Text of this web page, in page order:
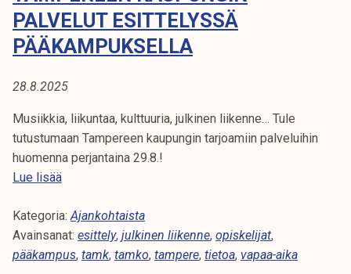
t
i
k
r
e
a
k
o
n
A
:
T
I
E
T
O
A
PALVELUT ESITTELYSSÄ
PÄÄKAMPUKSELLA
28.8.2025
Musiikkia, liikuntaa, kulttuuria, julkinen liikenne… Tule
tutustumaan Tampereen kaupungin tarjoamiin palveluihin
huomenna perjantaina 29.8.!
Lue lisääT
m
p
e
Kategoria: Ajankohtaista
Avainsanat: esittely, julkinen liikenne, opiskelijat,
pääkampus, tamk, tamko, tampere, tietoa, vapaa-aika